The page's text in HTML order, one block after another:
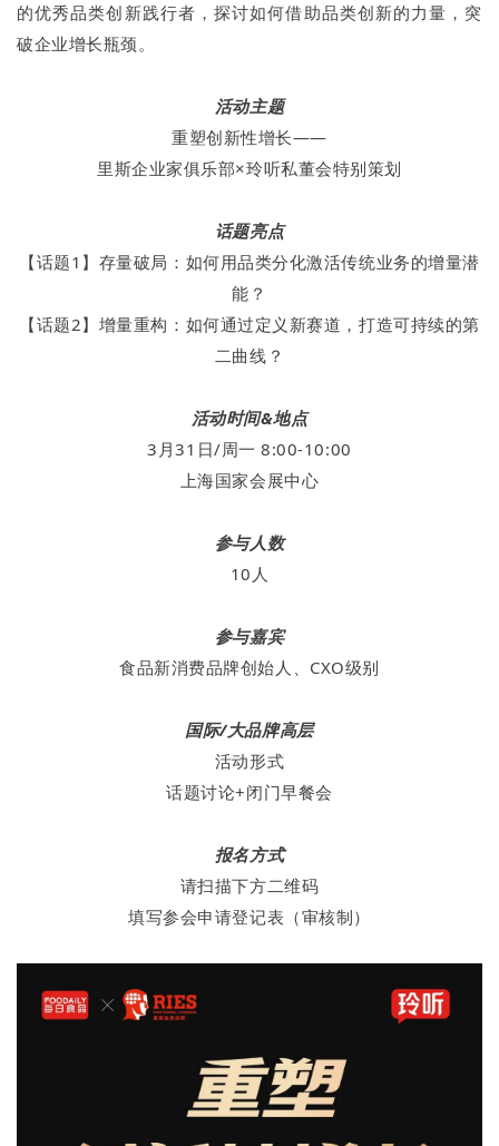
的优秀品类创新践行者，探讨如何借助品类创新的力量，突
破企业增长瓶颈。
活动主题
重塑创新性增长——
里斯企业家俱乐部×玲听私董会特别策划
话题亮点
【话题1】存量破局：如何用品类分化激活传统业务的增量潜
能？
【话题2】增量重构：如何通过定义新赛道，打造可持续的第
二曲线？
活动时间&地点
3月31日/周一 8:00-10:00
上海国家会展中心
参与人数
10人
参与嘉宾
食品新消费品牌创始人、CXO级别
国际/大品牌高层
活动形式
话题讨论+闭门早餐会
报名方式
请扫描下方二维码
填写参会申请登记表（审核制）